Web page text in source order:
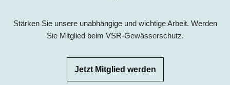
Stärken Sie unsere unabhängige und wichtige Arbeit. Werden
Sie Mitglied beim VSR-Gewässerschutz.
Jetzt Mitglied werden